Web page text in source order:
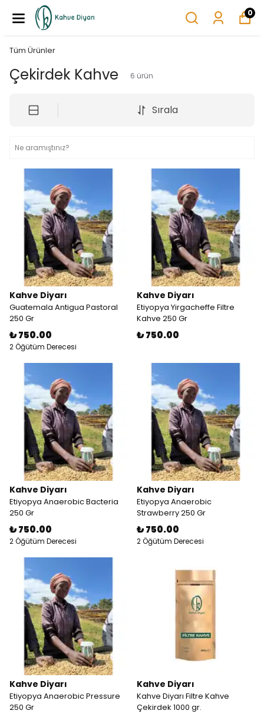
0
Tüm Ürünler
Çekirdek Kahve 6 ürün
Sırala
Kahve Diyarı
Guatemala Antigua Pastoral
250 Gr
₺ 750.00
2 Öğütüm Derecesi
Kahve Diyarı
Etiyopya Yirgacheffe Filtre
Kahve 250 Gr
₺ 750.00
Kahve Diyarı
Etiyopya Anaerobic Bacteria
250 Gr
₺ 750.00
2 Öğütüm Derecesi
Kahve Diyarı
Etiyopya Anaerobic
Strawberry 250 Gr
₺ 750.00
2 Öğütüm Derecesi
Kahve Diyarı
Etiyopya Anaerobic Pressure
250 Gr
Kahve Diyarı
Kahve Diyarı Filtre Kahve
Çekirdek 1000 gr.